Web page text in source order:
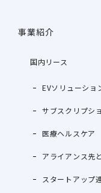
事業紹介
国内リース
EVソリューショ
サブスクリプシ
医療ヘルスケア
アライアンス先
スタートアップ